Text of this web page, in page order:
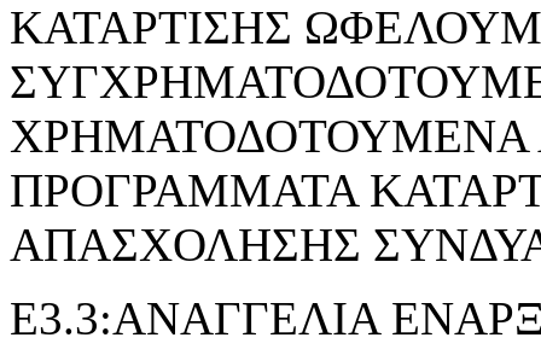
ΚΑΤΑΡΤΙΣΗΣ
ΧΡΗΜΑΤΟΔΟΤΟΥΜΕΝΑ
ΠΡΟΓΡΑΜΜΑΤΑ
ΑΠΑΣΧΟΛΗΣΗΣ
Ε3.3:ΑΝΑΓΓΕΛΙΑ